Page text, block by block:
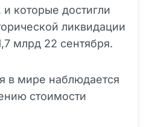
и которые достигли
ликвидации
млрд 22 сентября.
в мире наблюдается
стоимости